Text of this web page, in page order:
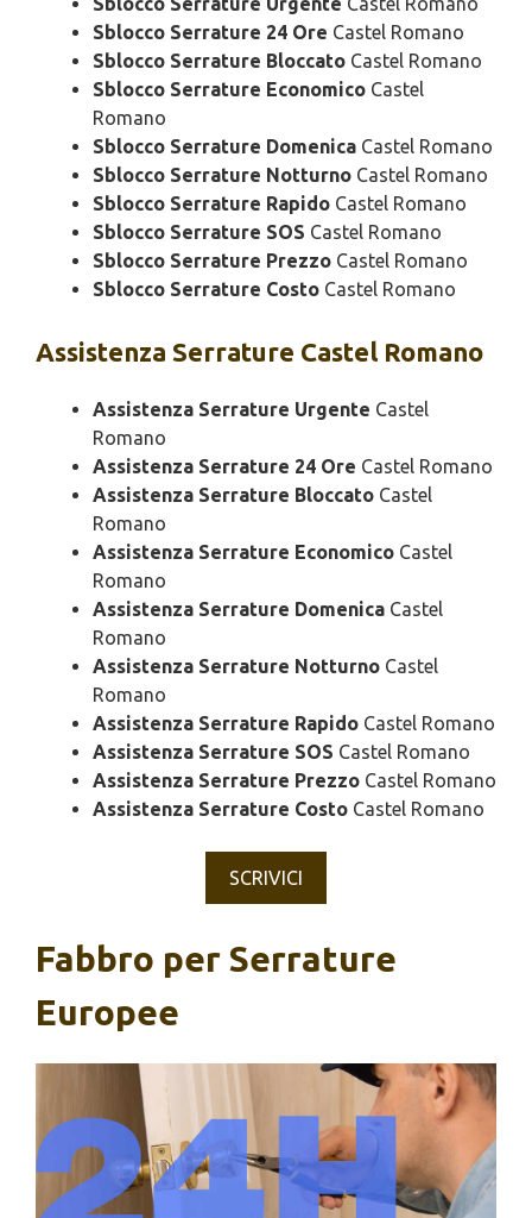
Sblocco Serrature 24 Ore Castel Romano
Sblocco Serrature Bloccato Castel Romano
Sblocco Serrature Economico Castel
Romano
Sblocco Serrature Domenica Castel Romano
Sblocco Serrature Notturno Castel Romano
Sblocco Serrature Rapido Castel Romano
Sblocco Serrature SOS Castel Romano
Sblocco Serrature Prezzo Castel Romano
Sblocco Serrature Costo Castel Romano
Assistenza Serrature Castel Romano
Assistenza Serrature Urgente Castel
Romano
Assistenza Serrature 24 Ore Castel Romano
Assistenza Serrature Bloccato Castel
Romano
Assistenza Serrature Economico Castel
Romano
Assistenza Serrature Domenica Castel
Romano
Assistenza Serrature Notturno Castel
Romano
Assistenza Serrature Rapido Castel Romano
Assistenza Serrature SOS Castel Romano
Assistenza Serrature Prezzo Castel Romano
Assistenza Serrature Costo Castel Romano
SCRIVICI
Fabbro per Serrature
Europee